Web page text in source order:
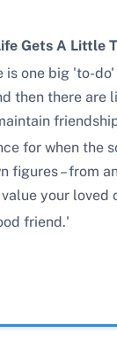
Gets A Little
one big 'to-
then there
for when the
figures – from
your loved
friend.'